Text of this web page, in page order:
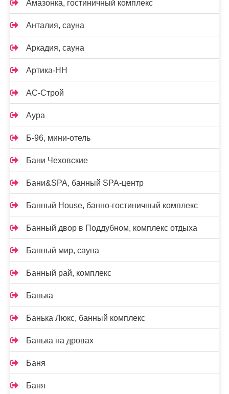
Амазонка, гостиничный комплекс
Анталия, сауна
Аркадия, сауна
Артика-НН
АС-Строй
Аура
Б-96, мини-отель
Бани Чеховские
Бани&SPA, банный SPA-центр
Банный House, банно-гостиничный комплекс
Банный двор в Поддубном, комплекс отдыха
Банный мир, сауна
Банный рай, комплекс
Банька
Банька Люкс, банный комплекс
Банька на дровах
Баня
Баня